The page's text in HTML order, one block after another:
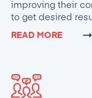
improving their
to get desired
READ MORE